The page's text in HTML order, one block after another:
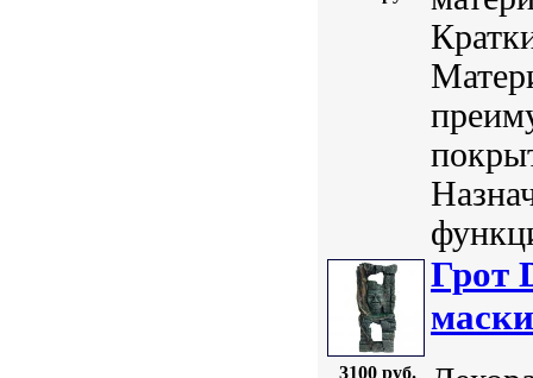
3100 руб.
Грот